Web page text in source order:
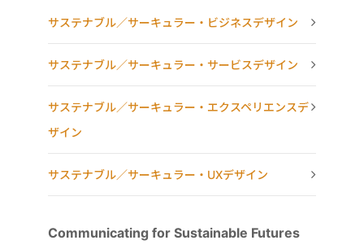
サステナブル／サーキュラー・ビジネスデザイン
サステナブル／サーキュラー・サービスデザイン
サステナブル／サーキュラー・エクスペリエンスデ
ザイン
サステナブル／サーキュラー・UXデザイン
Communicating for Sustainable Futures